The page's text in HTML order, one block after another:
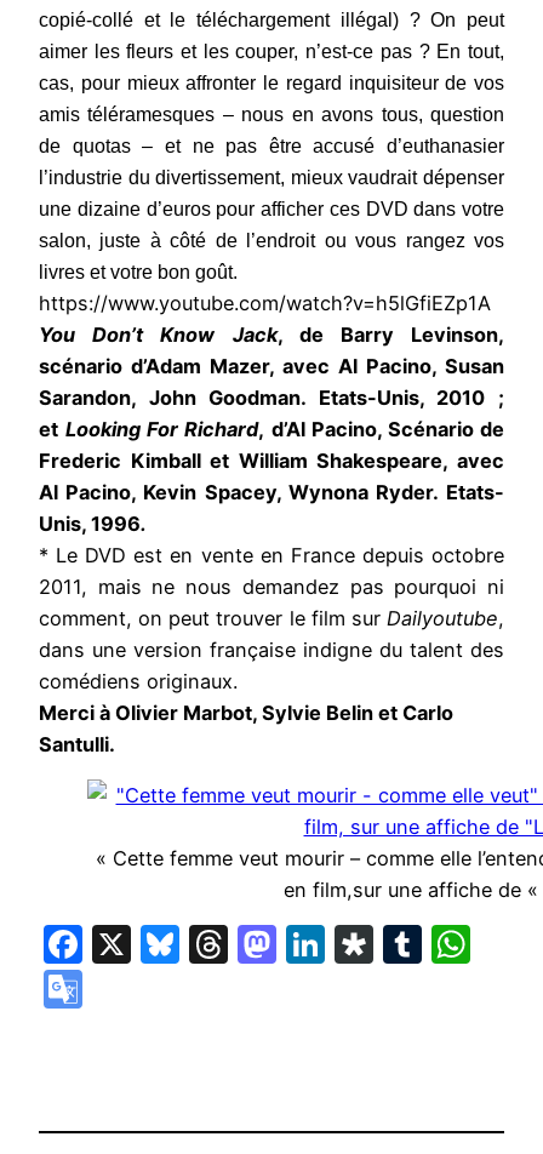
copié-collé et le téléchargement illégal) ? On peut
aimer les fleurs et les couper, n’est-ce pas ? En tout,
cas, pour mieux affronter le regard inquisiteur de vos
amis téléramesques – nous en avons tous, question
de quotas – et ne pas être accusé d’euthanasier
l’industrie du divertissement, mieux vaudrait dépenser
une dizaine d’euros pour afficher ces DVD dans votre
salon, juste à côté de l’endroit ou vous rangez vos
livres et votre bon goût.
https://www.youtube.com/watch?v=h5lGfiEZp1A
You Don’t Know Jack, de Barry Levinson,
scénario d’Adam Mazer, avec Al Pacino, Susan
Sarandon, John Goodman. Etats-Unis, 2010 ;
et Looking For Richard, d’Al Pacino, Scénario de
Frederic Kimballet William Shakespeare, avec
Al Pacino, Kevin Spacey, Wynona Ryder. Etats-
Unis, 1996.
* Le DVD est en vente en France depuis octobre
2011, mais ne nous demandez pas pourquoi ni
comment, on peut trouver le film sur Dailyoutube,
dans une version française indigne du talent des
comédiens originaux.
Merci à Olivier Marbot, Sylvie Belin et Carlo
Santulli.
« Cette femme veut mourir – comme elle
en film,sur une affiche de
Facebook
X Bluesky
Threads
Mastodon
LinkedIn
Diaspora